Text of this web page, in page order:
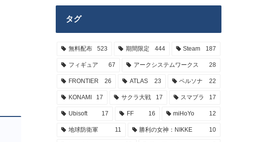
タグ
無料配布 523 期間限定 444 Steam 187
フィギュア 67 アークシステムワークス 28
FRONTIER 26 ATLAS 23 ペルソナ 22
KONAMI 17 サクラ大戦 17 スマブラ 17
Ubisoft 17 FF 16 miHoYo 12
地球防衛軍 11 勝利の女神：NIKKE 10